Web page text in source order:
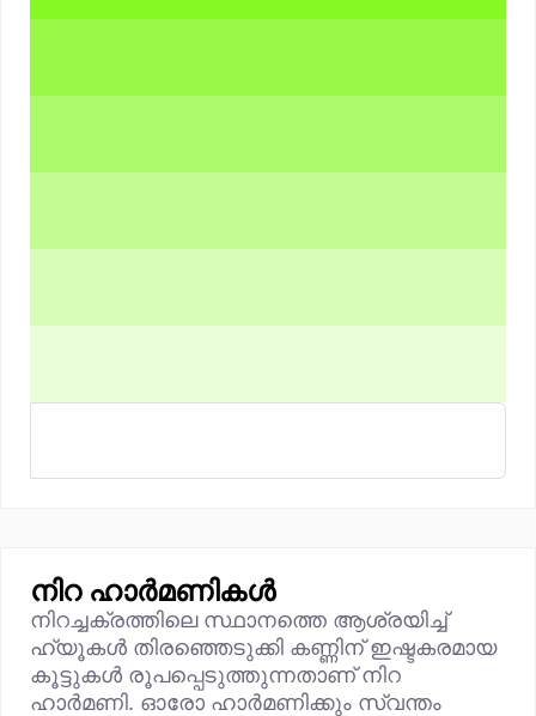
നിറ ഹാർമണികൾ
നിറച്ചക്രത്തിലെ സ്ഥാനത്തെ ആശ്രയിച്ച്
ഹ്യൂകൾ തിരഞ്ഞെടുക്കി കണ്ണിന് ഇഷ്ടകരമായ
കൂട്ടുകൾ രൂപപ്പെടുത്തുന്നതാണ് നിറ
ഹാർമണി. ഓരോ ഹാർമണിക്കും സ്വന്തം